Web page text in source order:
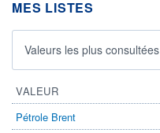
MES LISTES
Valeurs les plus consultées
VALEUR
Pétrole Brent